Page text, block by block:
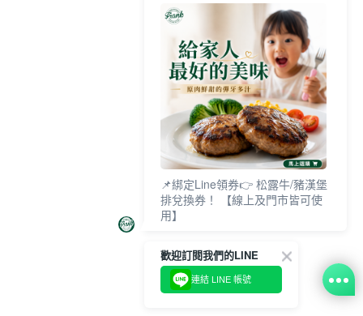
📌綁定Line領券👉 松露牛/豬漢堡
排兌換券！ 【線上及門市皆可使
用】
歡迎訂閱我們的LINE
連結 LINE 帳號